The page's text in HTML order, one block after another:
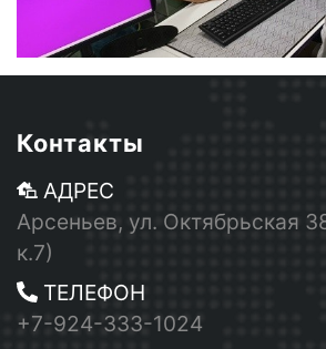
Контакты
АДРЕС
Арсеньев, ул. Октябрьская
к.7)
ТЕЛЕФОН
+7-924-333-1024